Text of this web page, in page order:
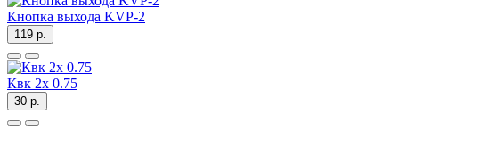
Кнопка выхода KVP-2
119 р.
Квк 2х 0.75
30 р.